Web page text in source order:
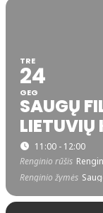
TRE
24
GEG
SAUGŲ
LIETUVIŲ
11:00 - 12:00
Renginio rūšis
Renginio žymės